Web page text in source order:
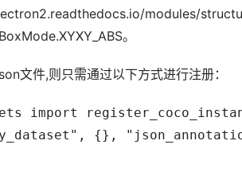
modules/
。
文件,则只需通过以下方式进行注册：
import